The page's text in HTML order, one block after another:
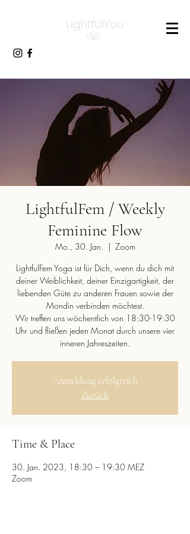
LightfulFem / Weekly
Feminine Flow
Mo., 30. Jan.
  |
Zoom
LightfulFem Yoga ist für Dich, wenn du dich mit
deiner Weiblichkeit, deiner Einzigartigkeit, der
liebenden Güte zu anderen Frauen sowie der
Mondin verbinden möchtest.
Wir treffen uns wöchentlich von 18:30-19:30
Uhr und fließen jeden Monat durch unsere vier
inneren Jahreszeiten.
Anmeldung erfolgreich
Zurück
Time & Place
30. Jan. 2023, 18:30 – 19:30 MEZ
Zoom